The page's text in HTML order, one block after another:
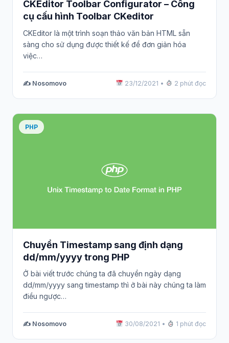
CKEditor Toolbar Configurator – Công
cụ cấu hình Toolbar CKeditor
CKEditor là một trình soạn thảo văn bản HTML sẵn
sàng cho sử dụng được thiết kế để đơn giản hóa
việc…
✍️ Nosomovo 23/12/2021 • 2 phút đọc
PHP
Chuyển Timestamp sang định dạng
dd/mm/yyyy trong PHP
Ở bài viết trước chúng ta đã chuyển ngày dạng
dd/mm/yyyy sang timestamp thì ở bài này chúng ta làm
điều ngược…
✍️ Nosomovo 30/08/2021 • 1 phút đọc